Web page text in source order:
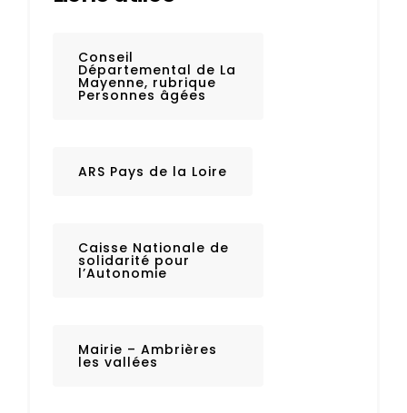
Conseil
Départemental de La
Mayenne, rubrique
Personnes âgées
ARS Pays de la Loire
Caisse Nationale de
solidarité pour
l’Autonomie
Mairie – Ambrières
les vallées